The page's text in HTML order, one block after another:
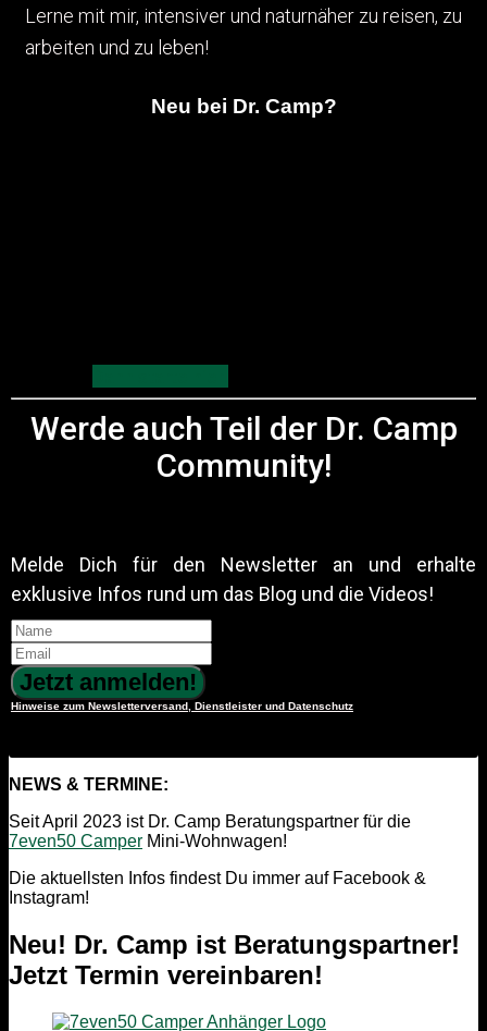
Lerne mit mir, intensiver und naturnäher zu reisen, zu
arbeiten und zu leben!
Neu bei Dr. Camp?
Werde auch Teil der Dr. Camp
Community!
Melde Dich für den Newsletter an und erhalte
exklusive Infos rund um das Blog und die Videos!
Jetzt anmelden!
Hinweise zum Newsletterversand, Dienstleister und Datenschutz
NEWS & TERMINE:
Seit April 2023 ist Dr. Camp Beratungspartner für die
7even50 Camper Mini-Wohnwagen!
Die aktuellsten Infos findest Du immer auf Facebook &
Instagram!
Neu! Dr. Camp ist Beratungspartner!
Jetzt Termin vereinbaren!